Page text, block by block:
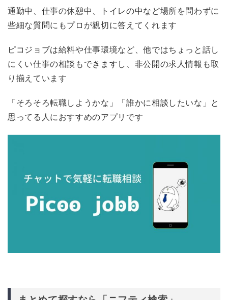
通勤中、仕事の休憩中、トイレの中など場所を問わずに
些細な質問にもプロが親切に答えてくれます
ピコジョブは給料や仕事環境など、他ではちょっと話し
にくい仕事の相談もできますし、非公開の求人情報も取
り揃えています
「そろそろ転職しようかな」「誰かに相談したいな」と
思ってる人におすすめのアプリです